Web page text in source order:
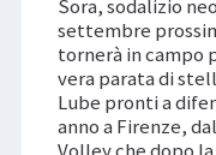
Sora, sodalizio
settembre
tornerà in campo
vera parata di
Lube pronti a
anno a Firenze,